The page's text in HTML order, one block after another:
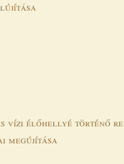
vízi élőhellyé történő
megújítása